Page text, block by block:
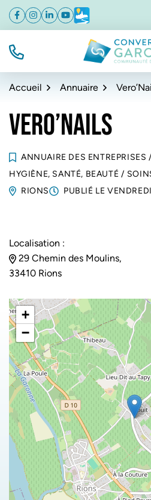
Aller
navigation
Aller
au
Aller
au
de
Facebook
(ouverture dans un nouvel onglet)
Instagram
(ouverture dans un nouvel
Linkedin
(ouverture dans un nouvel
YouTube
(ouverture dans un
Météo
(ouverture dans
TÉL.
Accueil Annuaire
VERO’NAILS
ANNUAIRE DES ENTREPRISES /
HYGIÈNE, SANTÉ, BEAUTÉ /
RIONS
PUBLIÉ LE
Localisation :
29 Chemin des Moulins,
33410 Rions
+
−